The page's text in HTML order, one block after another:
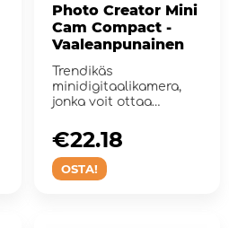
Photo Creator Mini
Cam Compact -
Vaaleanpunainen
Trendikäs
minidigitaalikamera,
jonka voit ottaa
OSTA!
€22.18